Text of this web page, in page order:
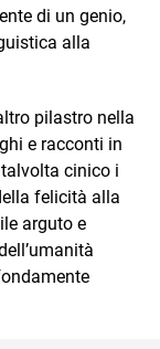
di un genio,
alla
pilastro nella
e racconti in
cinico i
felicità alla
arguto e